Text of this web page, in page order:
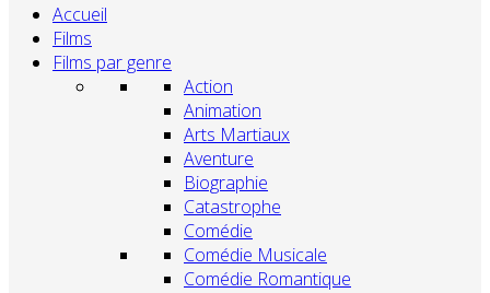
Accueil
Films
Films par genre
Action
Animation
Arts Martiaux
Aventure
Biographie
Catastrophe
Comédie
Comédie Musicale
Comédie Romantique